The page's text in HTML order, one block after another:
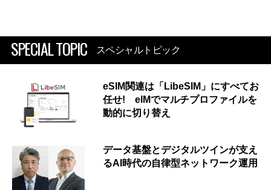
SPECIAL TOPIC スペシャルトピック
eSIM関連は「LibeSIM」にすべてお
任せ! eIMでマルチプロファイルを
動的に切り替え
データ基盤とデジタルツインが支え
るAI時代の自律型ネットワーク運用